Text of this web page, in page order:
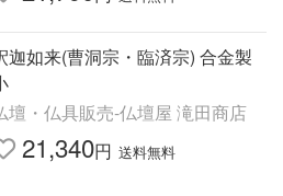
迦如来(曹洞宗・臨済宗) 合金製
壇・仏具販売-仏壇屋 滝田商店
21,340円 送料無料